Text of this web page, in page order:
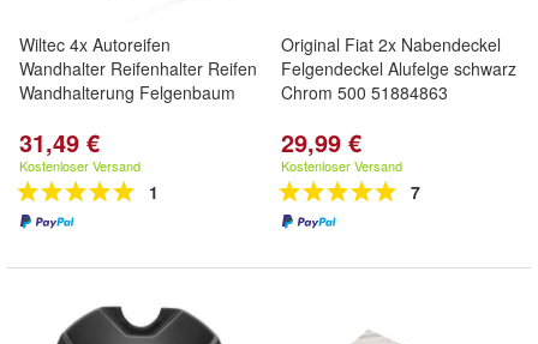
Wiltec 4x Autoreifen
Wandhalter Reifenhalter Reifen
Wandhalterung Felgenbaum
31,49 €
Kostenloser Versand
1
Original Fiat 2x Nabendeckel
Felgendeckel Alufelge schwarz
Chrom 500 51884863
29,99 €
Kostenloser Versand
7